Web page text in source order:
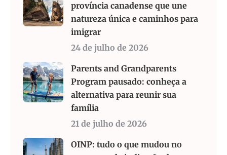
província canadense que une
natureza única e caminhos para
imigrar
24 de julho de 2026
Parents and Grandparents
Program pausado: conheça a
alternativa para reunir sua
família
21 de julho de 2026
OINP: tudo o que mudou no